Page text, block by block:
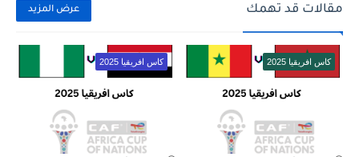
مقالات قد تهمك عرض المزيد
كاس افريقيا 2025 كاس افريقيا 2025